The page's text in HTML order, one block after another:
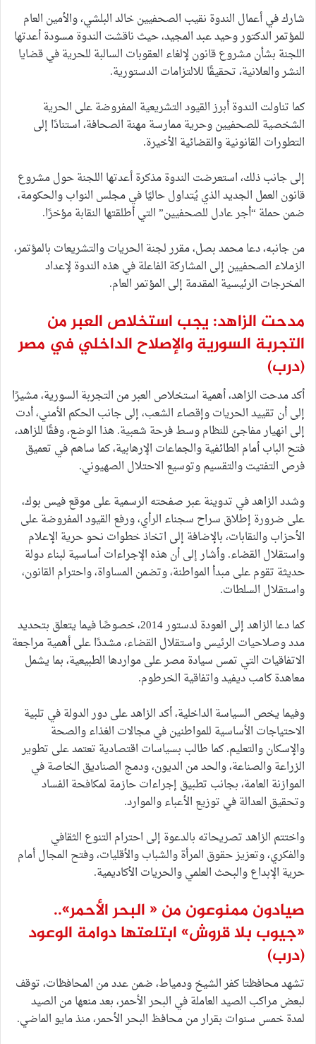
شارك في أعمال الندوة نقيب الصحفيين خالد البلشي، والأمين العام
للمؤتمر الدكتور وحيد عبد المجيد، حيث ناقشت الندوة مسودة أعدتها
اللجنة بشأن مشروع قانون لإلغاء العقوبات السالبة للحرية في قضايا
النشر والعلانية، تحقيقًا للالتزامات الدستورية.
كما تناولت الندوة أبرز القيود التشريعية المفروضة على الحرية
الشخصية للصحفيين وحرية ممارسة مهنة الصحافة، استنادًا إلى
التطورات القانونية والقضائية الأخيرة.
إلى جانب ذلك، استعرضت الندوة مذكرة أعدتها اللجنة حول مشروع
قانون العمل الجديد الذي يُتداول حاليًا في مجلس النواب والحكومة،
ضمن حملة “أجر عادل للصحفيين” التي أطلقتها النقابة مؤخرًا.
من جانبه، دعا محمد بصل، مقرر لجنة الحريات والتشريعات بالمؤتمر،
الزملاء الصحفيين إلى المشاركة الفاعلة في هذه الندوة لإعداد
المخرجات الرئيسية المقدمة إلى المؤتمر العام.
مدحت الزاهد: يجب استخلاص العبر من
التجربة السورية والإصلاح الداخلي في مصر
(درب)
أكد مدحت الزاهد، أهمية استخلاص العبر من التجربة السورية، مشيرًا
إلى أن تقييد الحريات وإقصاء الشعب، إلى جانب الحكم الأمني، أدت
إلى انهيار مفاجئ للنظام وسط فرحة شعبية. هذا الوضع، وفقًا للزاهد،
فتح الباب أمام الطائفية والجماعات الإرهابية، كما ساهم في تعميق
فرص التفتيت والتقسيم وتوسيع الاحتلال الصهيوني.
وشدد الزاهد في تدوينة عبر صفحته الرسمية على موقع فيس بوك،
على ضرورة إطلاق سراح سجناء الرأي، ورفع القيود المفروضة على
الأحزاب والنقابات، بالإضافة إلى اتخاذ خطوات نحو حرية الإعلام
واستقلال القضاء. وأشار إلى أن هذه الإجراءات أساسية لبناء دولة
حديثة تقوم على مبدأ المواطنة، وتضمن المساواة، واحترام القانون،
واستقلال السلطات.
كما دعا الزاهد إلى العودة لدستور 2014، خصوصًا فيما يتعلق بتحديد
مدد وصلاحيات الرئيس واستقلال القضاء، مشددًا على أهمية مراجعة
الاتفاقيات التي تمس سيادة مصر على مواردها الطبيعية، بما يشمل
معاهدة كامب ديفيد واتفاقية الخرطوم.
وفيما يخص السياسة الداخلية، أكد الزاهد على دور الدولة في تلبية
الاحتياجات الأساسية للمواطنين في مجالات الغذاء والصحة
والإسكان والتعليم. كما طالب بسياسات اقتصادية تعتمد على تطوير
الزراعة والصناعة، والحد من الديون، ودمج الصناديق الخاصة في
الموازنة العامة، بجانب تطبيق إجراءات حازمة لمكافحة الفساد
وتحقيق العدالة في توزيع الأعباء والموارد.
واختتم الزاهد تصريحاته بالدعوة إلى احترام التنوع الثقافي
والفكري، وتعزيز حقوق المرأة والشباب والأقليات، وفتح المجال أمام
حرية الإبداع والبحث العلمي والحريات الأكاديمية.
صيادون ممنوعون من « البحر الأحمر»..
«جيوب بلا قروش» ابتلعتها دوامة الوعود
(درب)
تشهد محافظتا كفر الشيخ ودمياط، ضمن عدد من المحافظات، توقف
لبعض مراكب الصيد العاملة في البحر الأحمر، بعد منعها من الصيد
لمدة خمس سنوات بقرار من محافظ البحر الأحمر، منذ مايو الماضي.